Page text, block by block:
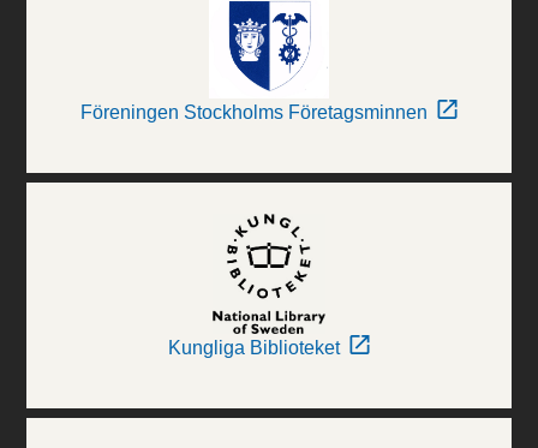
Föreningen Stockholms Företagsminnen
Kungliga Biblioteket